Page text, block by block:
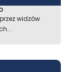
widzów